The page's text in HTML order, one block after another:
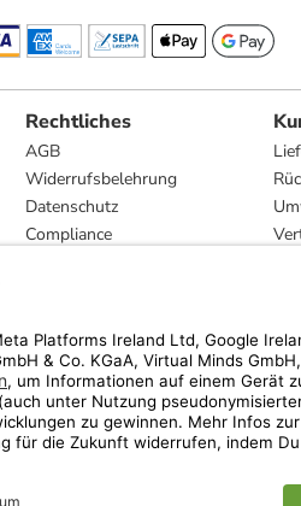
Rechtliches
AGB
Widerrufsbelehrung
Datenschutz
Compliance
* Streichpreise